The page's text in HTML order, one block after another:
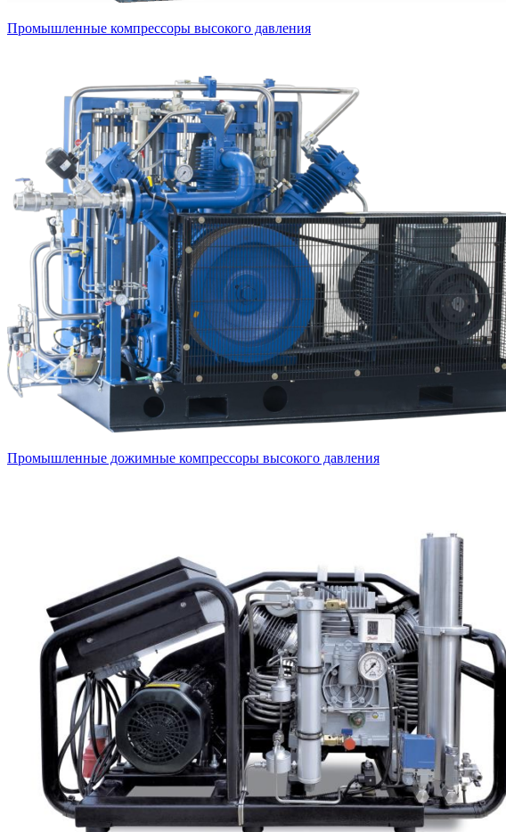
Промышленные компрессоры высокого давления
Промышленные дожимные компрессоры высокого давления